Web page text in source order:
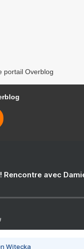
portail Overblog
avec
Witecka